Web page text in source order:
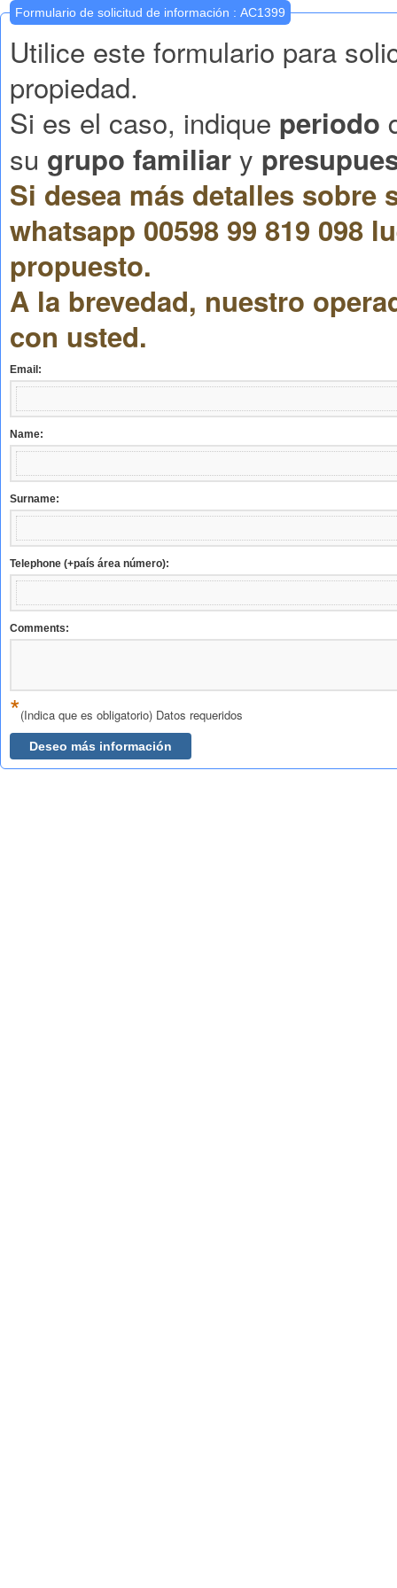
Formulario de solicitud de información : AC1399
Utilice este formulario para
propiedad.
Si es el caso, indique periodo
su grupo familiar y
Si desea más detalles
whatsapp 00598 99 819 098
propuesto.
A la brevedad, nuestro
con usted.
Email:
Name:
Surname:
Telephone (+país área número):
Comments:
*(Indica que es obligatorio) Datos requeridos